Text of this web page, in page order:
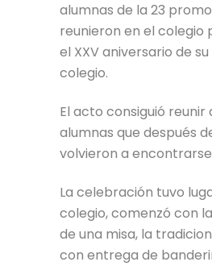
alumnas de la 23
reunieron en el colegio
el XXV aniversario de
colegio.
El acto consiguió reunir
alumnas que después
volvieron a
La celebración tuvo
colegio, comenzó con
de una misa, la
con entrega de